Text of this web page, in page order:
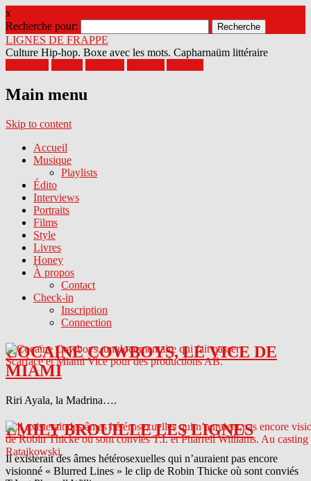
x
Recherche pour:
LIGNES DE FRAPPE
Culture Hip-hop. Boxe avec les mots. Capharnaüm littéraire
Main menu
Skip to content
Accueil
Musique
Playlists
Édito
Interviews
Portraits
Films
Style
Livres
Honey
À propos
Contact
Check-in
Inscription
Connection
COCAINE COWBOYS, LE VICE DE
MIAMI
Riri Ayala, la Madrina….
EMILY BROUILLE LES LIGNES
Il existerait des âmes hétérosexuelles qui n’auraient pas encore
visionné « Blurred Lines » le clip de Robin Thicke où sont conviés